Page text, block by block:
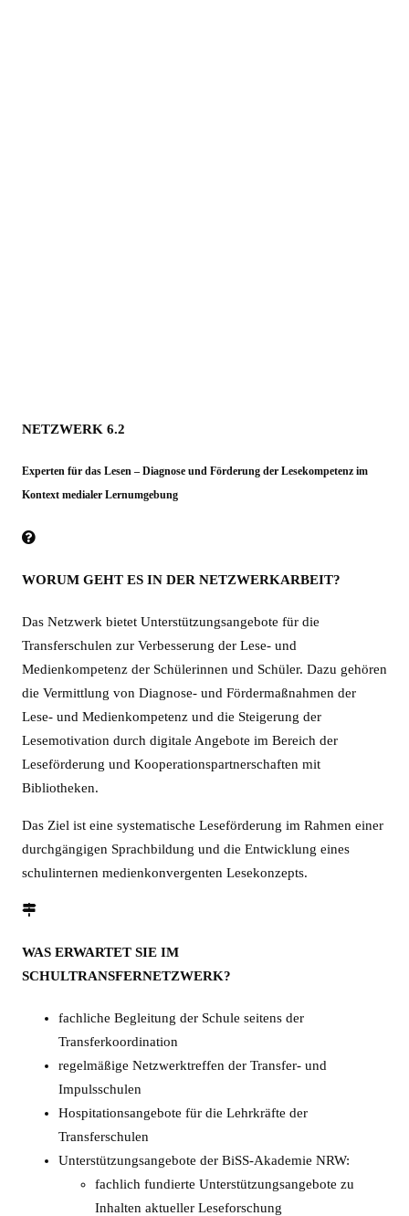
NETZWERK 6.2
Experten für das Lesen – Diagnose und Förderung der Lesekompetenz im
Kontext medialer Lernumgebung
WORUM GEHT ES IN DER NETZWERKARBEIT?
Das Netzwerk bietet Unterstützungsangebote für die
Transferschulen zur Verbesserung der Lese- und
Medienkompetenz der Schülerinnen und Schüler. Dazu gehören
die Vermittlung von Diagnose- und Fördermaßnahmen der
Lese- und Medienkompetenz und die Steigerung der
Lesemotivation durch digitale Angebote im Bereich der
Leseförderung und Kooperationspartnerschaften mit
Bibliotheken.
Das Ziel ist eine systematische Leseförderung im Rahmen einer
durchgängigen Sprachbildung und die Entwicklung eines
schulinternen medienkonvergenten Lesekonzepts.
WAS ERWARTET SIE IM
SCHULTRANSFERNETZWERK?
fachliche Begleitung der Schule seitens der
Transferkoordination
regelmäßige Netzwerktreffen der Transfer- und
Impulsschulen
Hospitationsangebote für die Lehrkräfte der
Transferschulen
Unterstützungsangebote der BiSS-Akademie NRW:
fachlich fundierte Unterstützungsangebote zu
Inhalten aktueller Leseforschung